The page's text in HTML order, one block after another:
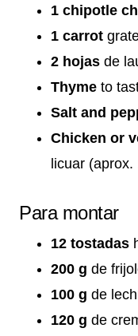
1 chipotle
1 carrot
2 hojas de
Thyme to
Salt and
Chicken or
licuar
Para montar
12 tostadas
200 g de
100 g de
120 g de